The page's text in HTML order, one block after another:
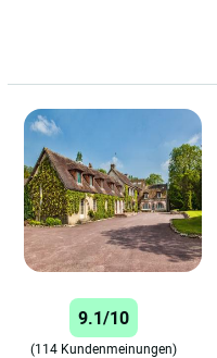
9.1/10
(114 Kundenmeinungen)